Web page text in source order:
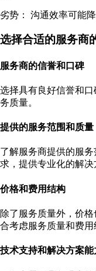
劣势： 沟通效率可能
选择合适的服务商
服务商的信誉和口碑
选择具有良好信誉和
务质量。
提供的服务范围和质量
了解服务商提供的服
求，提供专业化的解决
价格和费用结构
除了服务质量外，价
合考虑服务质量和费用
技术支持和解决方案能